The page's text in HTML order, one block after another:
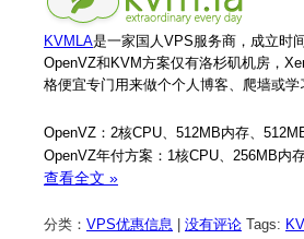
KVMLA是一家国人VPS服务商，成立时
OpenVZ和KVM方案仅有洛杉矶机房，
格便宜专门用来做个个人博客、爬墙或学
OpenVZ：2核CPU、512MB内存、
OpenVZ年付方案：1核CPU、256MB内
查看全文 »
分类： VPS优惠信息 没有评论 Tags: